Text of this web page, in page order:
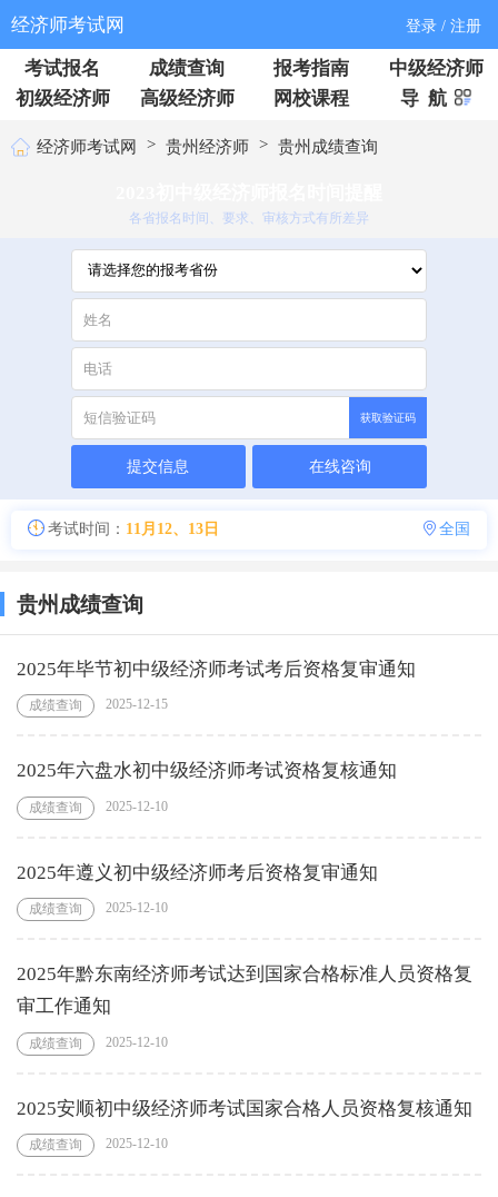
经济师考试网 登录 / 注册
考试报名 成绩查询 报考指南
中级经济师
初级经济师
高级经济师 网校课程 导 航
经济师考试网 > 贵州经济师 > 贵州成绩查询
各省报名时间、要求、审核方式有所差异
获取验证码
提交信息 在线咨询
考试时间： 11月12、13日 全国
贵州成绩查询
2025年毕节初中级经济师考试考后资格复审通知
成绩查询 2025-12-15
2025年六盘水初中级经济师考试资格复核通知
成绩查询 2025-12-10
2025年遵义初中级经济师考后资格复审通知
成绩查询 2025-12-10
2025年黔东南经济师考试达到国家合格标准人员资格复
审工作通知
成绩查询 2025-12-10
2025安顺初中级经济师考试国家合格人员资格复核通知
成绩查询 2025-12-10